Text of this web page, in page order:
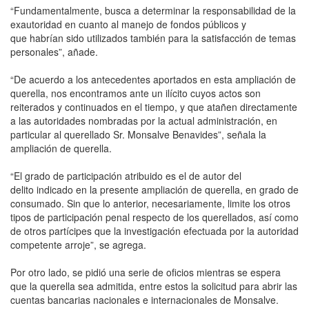
“Fundamentalmente, busca a determinar la responsabilidad de la
exautoridad en cuanto al manejo de fondos públicos y
que habrían sido utilizados también para la satisfacción de temas
personales”, añade.
“De acuerdo a los antecedentes aportados en esta ampliación de
querella, nos encontramos ante un ilícito cuyos actos son
reiterados y continuados en el tiempo, y que atañen directamente
a las autoridades nombradas por la actual administración, en
particular al querellado Sr. Monsalve Benavides”, señala la
ampliación de querella.
“El grado de participación atribuido es el de autor del
delito indicado en la presente ampliación de querella, en grado de
consumado. Sin que lo anterior, necesariamente, limite los otros
tipos de participación penal respecto de los querellados, así como
de otros partícipes que la investigación efectuada por la autoridad
competente arroje”, se agrega.
Por otro lado, se pidió una serie de oficios mientras se espera
que la querella sea admitida, entre estos la solicitud para abrir las
cuentas bancarias nacionales e internacionales de Monsalve.